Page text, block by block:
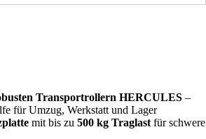
Transportrollern HERCULES –
für Umzug, Werkstatt und Lager
mit bis zu 500 kg Traglast für schwere